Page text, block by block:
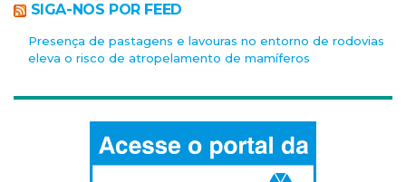
SIGA-NOS POR FEED
Presença de pastagens e lavouras no entorno de rodovias
eleva o risco de atropelamento de mamíferos